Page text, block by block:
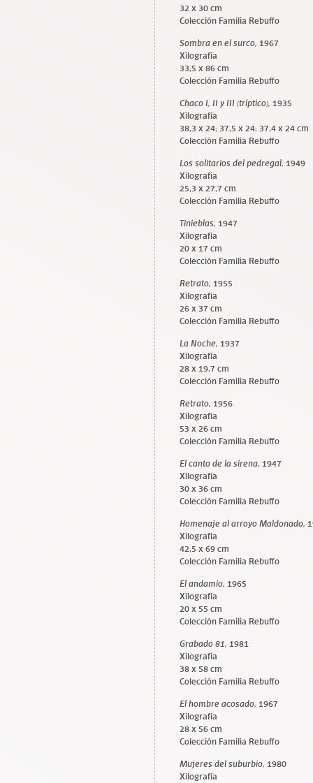
32 x 30 cm
Colección Familia Rebuffo
Sombra en el surco, 1967
Xilografía
33,5 x 86 cm
Colección Familia Rebuffo
Chaco I, II y III (tríptico), 1935
Xilografía
38,3 x 24; 37,5 x 24; 37,4 x 24 cm
Colección Familia Rebuffo
Los solitarios del pedregal, 1949
Xilografía
25,3 x 27,7 cm
Colección Familia Rebuffo
Tinieblas, 1947
Xilografía
20 x 17 cm
Colección Familia Rebuffo
Retrato, 1955
Xilografía
26 x 37 cm
Colección Familia Rebuffo
La Noche, 1937
Xilografía
28 x 19,7 cm
Colección Familia Rebuffo
Retrato, 1956
Xilografía
53 x 26 cm
Colección Familia Rebuffo
El canto de la sirena, 1947
Xilografía
30 x 36 cm
Colección Familia Rebuffo
Homenaje al arroyo Maldonado,
Xilografía
42,5 x 69 cm
Colección Familia Rebuffo
El andamio, 1965
Xilografía
20 x 55 cm
Colección Familia Rebuffo
Grabado 81, 1981
Xilografía
38 x 58 cm
Colección Familia Rebuffo
El hombre acosado, 1967
Xilografía
28 x 56 cm
Colección Familia Rebuffo
Mujeres del suburbio, 1980
Xilografía